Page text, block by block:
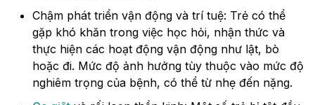
Chậm phát triển vận động và trí tuệ: Trẻ có thể
gặp khó khăn trong việc học hỏi, nhận thức và
thực hiện các hoạt động vận động như lật, bò
hoặc đi. Mức độ ảnh hưởng tùy thuộc vào mức độ
nghiêm trọng của bệnh, có thể từ nhẹ đến nặng.